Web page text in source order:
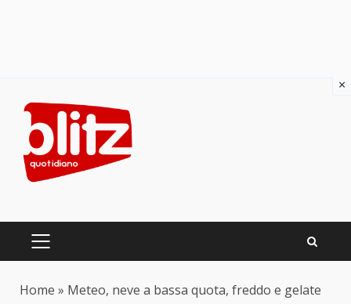
content
PRIMARY
Home » Meteo, neve a bassa quota, freddo e gelate
×